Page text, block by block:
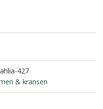
427
& kransen